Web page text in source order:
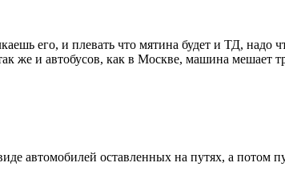
его, и плевать что мятина будет и ТД, надо
же и автобусов, как в Москве, машина мешает
автомобилей оставленных на путях, а потом